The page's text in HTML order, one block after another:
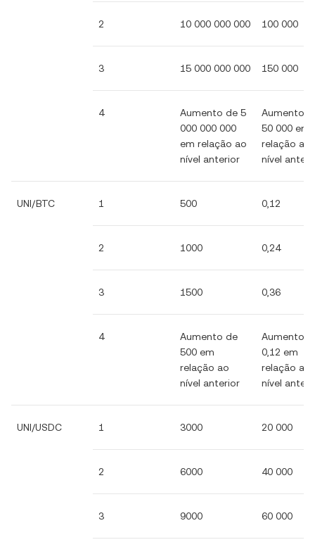
2 10 000 000 000 100 000
3 15 000 000 000 150 000
4
Aumento de 5
000 000 000
em relação ao
nível anterior
Aumento
50 000 em
relação ao
nível
UNI/BTC 1 500 0,12
2 1000 0,24
3 1500 0,36
4
Aumento de
500 em
relação ao
nível anterior
Aumento
0,12 em
relação ao
nível
UNI/USDC 1 3000 20 000
2 6000 40 000
3 9000 60 000